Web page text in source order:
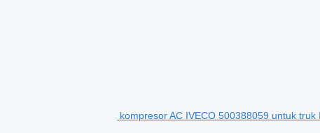
kompresor AC IVECO 500388059 untuk truk